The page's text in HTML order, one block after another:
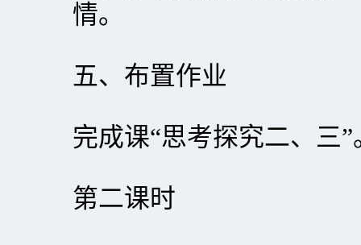
情。
五、布置作业
完成课“思考探究二、三”
第二课时